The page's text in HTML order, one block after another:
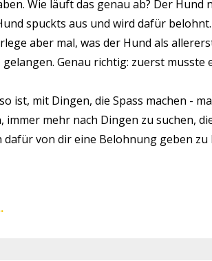
Wie läuft das genau ab? Der Hund
spuckts aus und wird dafür
aber mal, was der Hund als
Genau richtig: zuerst musste
ist, mit Dingen, die Spass machen -
immer mehr nach Dingen zu suchen,
dafür von dir eine Belohnung geben zu